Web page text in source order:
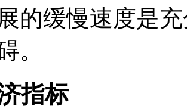
的缓慢速度是
。
指标